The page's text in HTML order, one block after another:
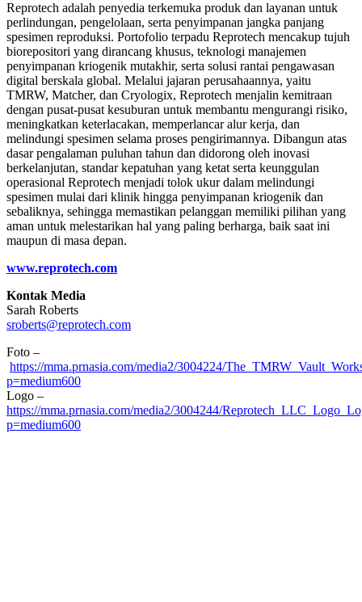
Reprotech adalah penyedia terkemuka produk dan layanan untuk
perlindungan, pengelolaan, serta penyimpanan jangka panjang
spesimen reproduksi. Portofolio terpadu Reprotech mencakup tujuh
biorepositori yang dirancang khusus, teknologi manajemen
penyimpanan kriogenik mutakhir, serta solusi rantai pengawasan
digital berskala global. Melalui jajaran perusahaannya, yaitu
TMRW, Matcher, dan Cryologix, Reprotech menjalin kemitraan
dengan pusat-pusat kesuburan untuk membantu mengurangi risiko,
meningkatkan keterlacakan, memperlancar alur kerja, dan
melindungi spesimen selama proses pengirimannya. Dibangun atas
dasar pengalaman puluhan tahun dan didorong oleh inovasi
berkelanjutan, standar kepatuhan yang ketat serta keunggulan
operasional Reprotech menjadi tolok ukur dalam melindungi
spesimen mulai dari klinik hingga penyimpanan kriogenik dan
sebaliknya, sehingga memastikan pelanggan memiliki pilihan yang
aman untuk melestarikan hal yang paling berharga, baik saat ini
maupun di masa depan.
www.reprotech.com
Kontak Media
Sarah Roberts
sroberts@reprotech.com
Foto –
https://mma.prnasia.com/media2/3004224/
p=medium600
Logo –
https://mma.prnasia.com/media2/3004244/
p=medium600